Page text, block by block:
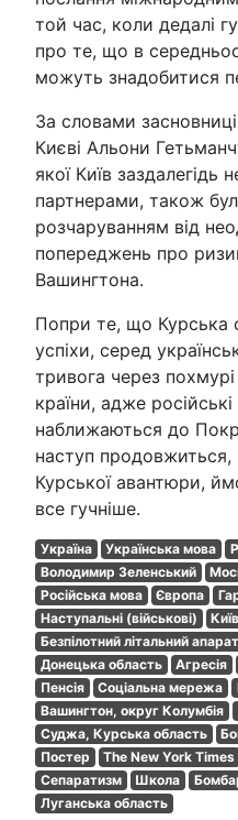
той час, коли дедалі
про те, що в
можуть знадобитися
За словами
Києві Альони
якої Київ заздалегідь
партнерами, також
розчаруванням від
попереджень про
Вашингтона.
Попри те, що Курська
успіхи, серед
тривога через
країни, адже
наближаються до
наступ продовжиться,
Курської авантюри,
все гучніше.
Україна Українська мова
Володимир Зеленський
Російська мова
Європа
Наступальні (військові)
Безпілотний літальний апарат
Донецька область
Агресія
Пенсія
Соціальна мережа
Вашингтон, округ Колумбія
Суджа, Курська область
Постер
The New York Times
Сепаратизм
Школа
Луганська область